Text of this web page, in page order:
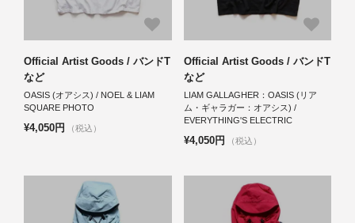
Official Artist Goods / バンドT
など
OASIS (オアシス) / NOEL & LIAM
SQUARE PHOTO
¥4,050円 （税込）
Official Artist Goods / バンドT
など
LIAM GALLAGHER：OASIS (リア
ム・ギャラガー：オアシス) /
EVERYTHING'S ELECTRIC
¥4,050円 （税込）